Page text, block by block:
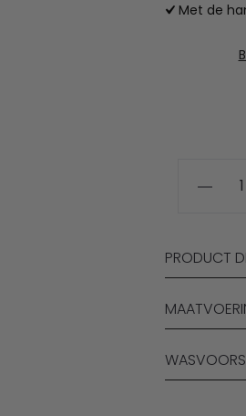
Met de
hoodie
aantal
PRODUCT